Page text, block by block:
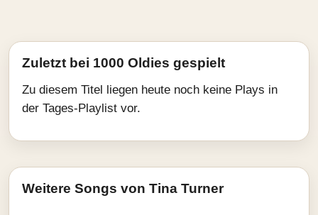
Zuletzt bei 1000 Oldies gespielt
Zu diesem Titel liegen heute noch keine Plays in
der Tages-Playlist vor.
Weitere Songs von Tina Turner